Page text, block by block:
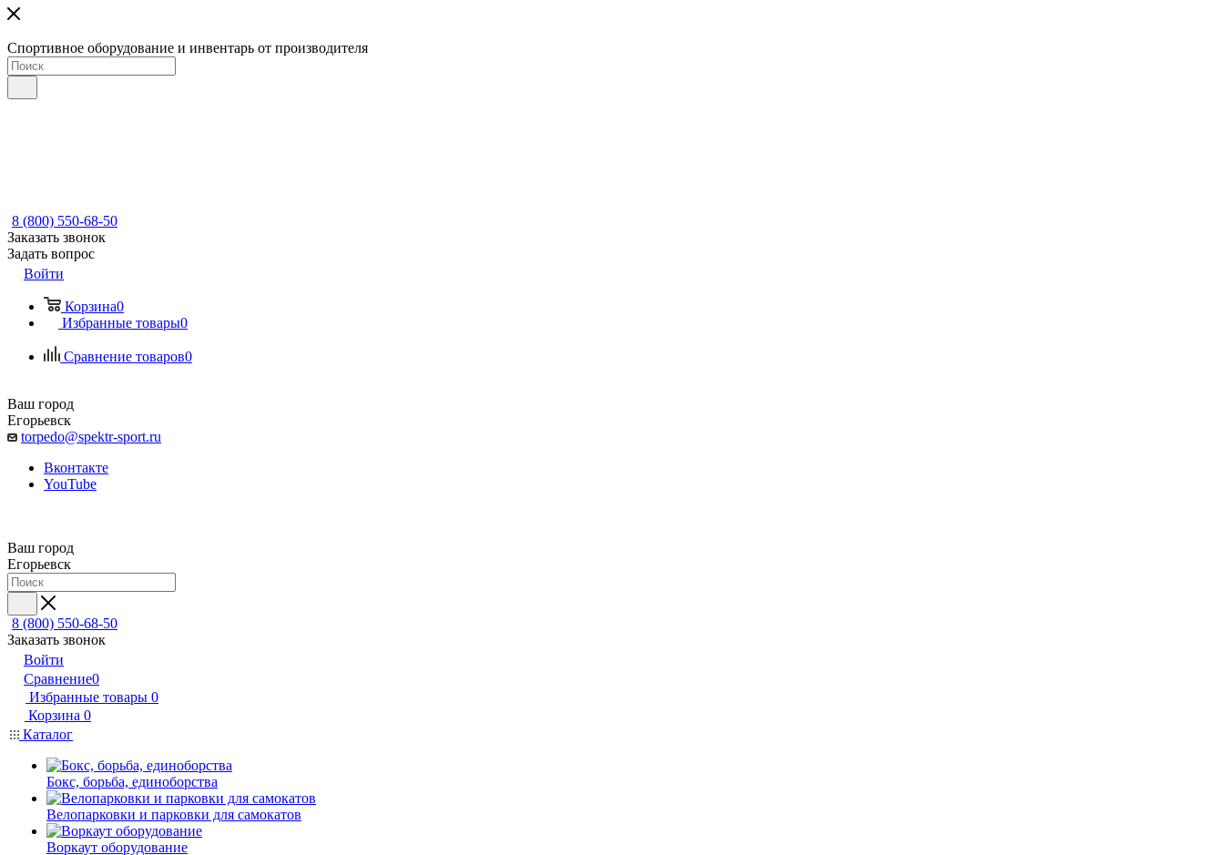
Спортивное оборудование и инвентарь от производителя
8 (800) 550-68-50
Заказать звонок
Задать вопрос
Войти
Корзина0
Избранные товары0
Сравнение товаров0
Ваш город
Егорьевск
torpedo@spektr-sport.ru
Вконтакте
YouTube
Ваш город
Егорьевск
8 (800) 550-68-50
Заказать звонок
Войти
Сравнение0
Избранные товары 0
Корзина 0
Каталог
Бокс, борьба, единоборства
Велопарковки и парковки для самокатов
Воркаут оборудование